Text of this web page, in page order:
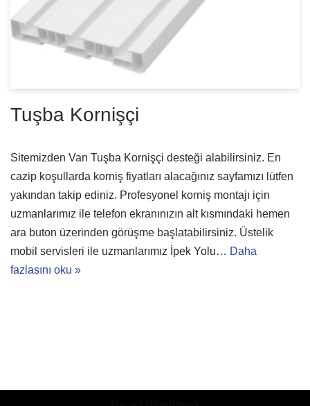
Tuşba Kornişçi
Sitemizden Van Tuşba Kornişçi desteği alabilirsiniz. En
cazip koşullarda korniş fiyatları alacağınız sayfamızı lütfen
yakından takip ediniz. Profesyonel korniş montajı için
uzmanlarımız ile telefon ekranınızın alt kısmındaki hemen
ara buton üzerinden görüşme başlatabilirsiniz. Üstelik
mobil servisleri ile uzmanlarımız İpek Yolu… Daha
fazlasını oku »